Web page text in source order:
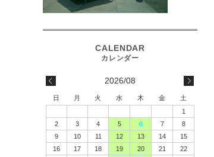
2026/08
日 月 火 水 木 金
土
1
2
3 4 5 6 7
8
9
10 11 12 13 14
15
16
17 18 19 20 21
22